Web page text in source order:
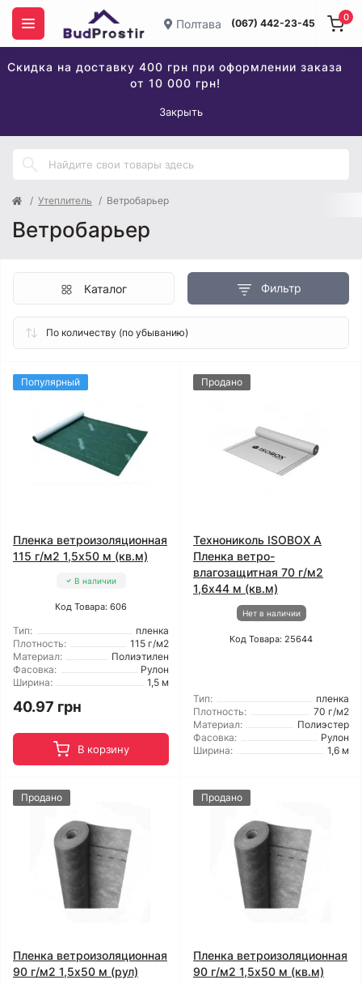
Полтава (067) 442-23-45
Скидка на доставку 400 грн при оформлении заказа
от 10 000 грн!
Закрыть
0
Утеплитель Ветробарьер
Ветробарьер
Фильтр
Каталог
Популярный
Пленка ветроизоляционная
115 г/м2 1,5x50 м (кв.м)
В наличии
Код Товара: 606
Тип:
пленка
Плотность:
115 г/м2
Материал:
Полиэтилен
Фасовка:
Рулон
Ширина:
1,5 м
40.97 грн
В корзину
Продано
Технониколь ISOBOX А
Пленка ветро-
влагозащитная 70 г/м2
1,6x44 м (кв.м)
Нет в наличии
Код Товара: 25644
Тип:
пленка
Плотность:
70 г/м2
Материал:
Полиэстер
Фасовка:
Рулон
Ширина:
1,6 м
Продано
Пленка ветроизоляционная
90 г/м2 1,5x50 м (рул)
Продано
Пленка ветроизоляционная
90 г/м2 1,5x50 м (кв.м)